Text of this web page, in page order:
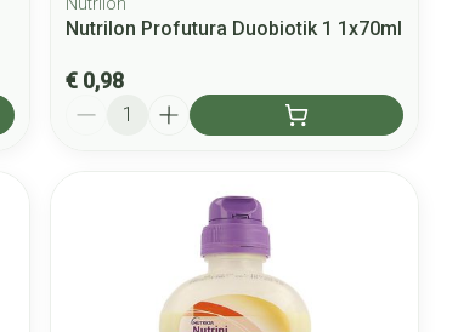
Nutrilon Profutura Duobiotik 1 1x70ml
€ 0,98